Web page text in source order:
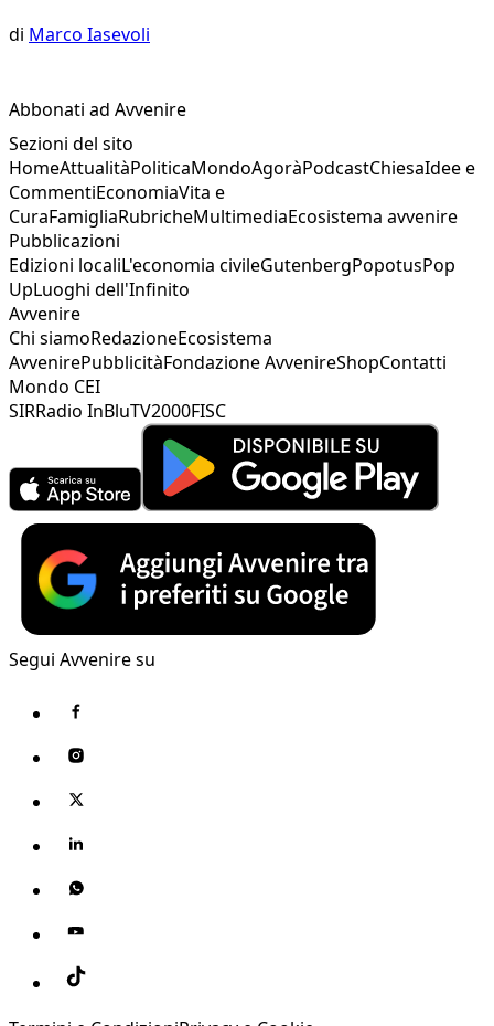
di Marco Iasevoli
Abbonati ad Avvenire
Sezioni del sito
HomeAttualitàPoliticaMondoAgoràPodcastChiesaIdee e
CommentiEconomiaVita e
CuraFamigliaRubricheMultimediaEcosistema avvenire
Pubblicazioni
Edizioni localiL'economia civileGutenbergPopotusPop
UpLuoghi dell'Infinito
Avvenire
Chi siamoRedazioneEcosistema
AvvenirePubblicitàFondazione AvvenireShopContatti
Mondo CEI
SIRRadio InBluTV2000FISC
Segui Avvenire su